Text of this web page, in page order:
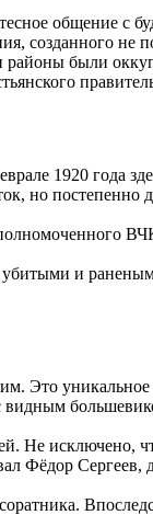
общение с
созданного не
районы были
1920 года
но
и
Это
видным
Не исключено,
Фёдор Сергеев,